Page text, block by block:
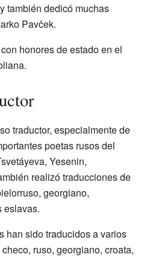
también dedicó muchas
Pavček.
honores de estado en el
traductor, especialmente de
poetas rusos del
Yesenin,
realizó traducciones de
georgiano,
eslavas.
han sido traducidos a varios
ruso, georgiano, croata,